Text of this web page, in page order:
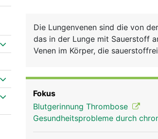
Die Lungenvenen sind die von
das in der Lunge mit Sauerstoff
Venen im Körper, die
Fokus
Blutgerinnung Thrombose
Gesundheitsprobleme durch